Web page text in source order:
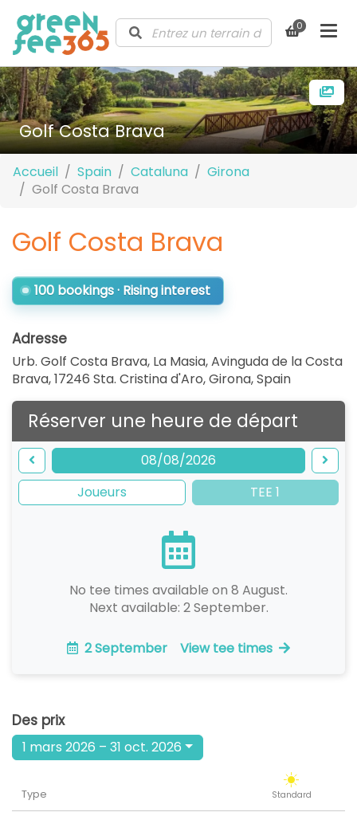
0
Golf Costa Brava
Accueil Spain Cataluna
Girona
Golf Costa Brava
Golf Costa Brava
100 bookings · Rising interest
Adresse
Urb. Golf Costa Brava, La Masia, Avinguda de la Costa
Brava, 17246 Sta. Cristina d'Aro, Girona,Spain
Réserver une heure de départ
08/08/2026
Joueurs
TEE 1
No tee times available on 8 August.
Next available: 2 September.
2 September View tee times
Des prix
1 mars 2026 – 31 oct. 2026
Type Standard